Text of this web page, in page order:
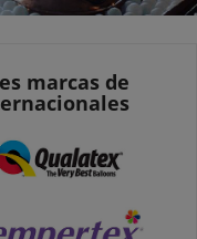
marcas de